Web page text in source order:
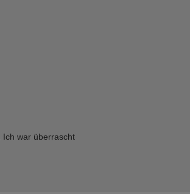
Ich war überrascht